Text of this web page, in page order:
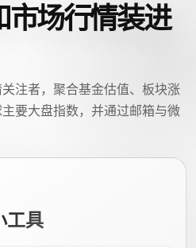
市场行情装进
注者，聚合基金估值、板块涨
要大盘指数，并通过邮箱与微
工具